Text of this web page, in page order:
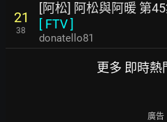
21
38
[阿松] 阿松與阿暖 第
[ FTV]
donatello81
更多 即時熱
廣告